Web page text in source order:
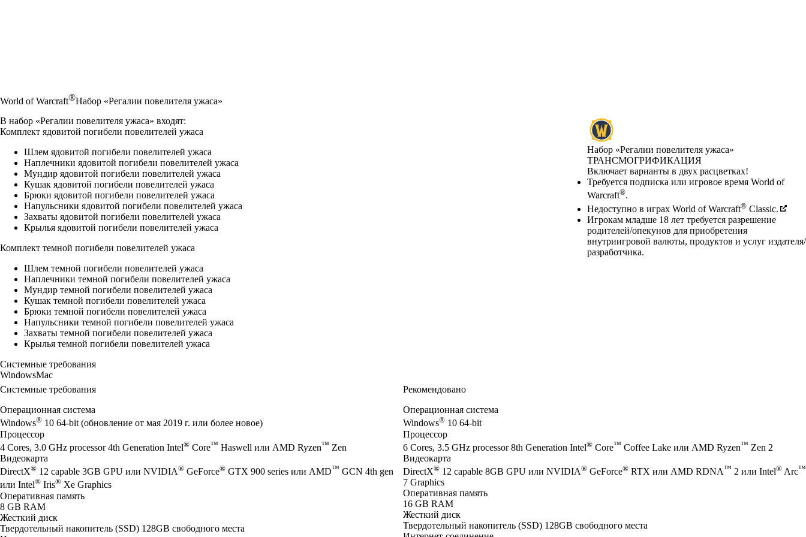
World of Warcraft®Набор «Регалии повелителя ужаса»
Набор «Регалии повелителя ужаса»
ТРАНСМОГРИФИКАЦИЯ
Product Notification
Включает варианты в двух расцветках!
Цена
Available actions
Требуется подписка или игровое время World of
Warcraft®.
Недоступно в играх World of Warcraft® Classic.
Игрокам младше 18 лет требуется разрешение
родителей/опекунов для приобретения
внутриигровой валюты, продуктов и услуг издателя/
разработчика.
В набор «Регалии повелителя ужаса» входят:
Комплект ядовитой погибели повелителей ужаса
Шлем ядовитой погибели повелителей ужаса
Наплечники ядовитой погибели повелителей ужаса
Мундир ядовитой погибели повелителей ужаса
Кушак ядовитой погибели повелителей ужаса
Брюки ядовитой погибели повелителей ужаса
Напульсники ядовитой погибели повелителей ужаса
Захваты ядовитой погибели повелителей ужаса
Крылья ядовитой погибели повелителей ужаса
Комплект темной погибели повелителей ужаса
Шлем темной погибели повелителей ужаса
Наплечники темной погибели повелителей ужаса
Мундир темной погибели повелителей ужаса
Кушак темной погибели повелителей ужаса
Брюки темной погибели повелителей ужаса
Напульсники темной погибели повелителей ужаса
Захваты темной погибели повелителей ужаса
Крылья темной погибели повелителей ужаса
Системные требования
WindowsMac
Системные требования
Операционная система
Windows® 10 64-bit (обновление от мая 2019 г. или более новое)
Процессор
4 Cores, 3.0 GHz processor 4th Generation Intel® Core™ Haswell или AMD Ryzen™ Zen
Видеокарта
DirectX® 12 capable 3GB GPU или NVIDIA® GeForce® GTX 900 series или AMD™ GCN 4th gen
или Intel® Iris® Xe Graphics
Оперативная память
8 GB RAM
Жесткий диск
Твердотельный накопитель (SSD) 128GB свободного места
Рекомендовано
Операционная система
Windows® 10 64-bit
Процессор
6 Cores, 3.5 GHz processor 8th Generation Intel® Core™ Coffee Lake или AMD Ryzen™ Zen 2
Видеокарта
DirectX® 12 capable 8GB GPU или NVIDIA® GeForce® RTX или AMD RDNA™ 2 или Intel® Arc™
7 Graphics
Оперативная память
16 GB RAM
Жесткий диск
Твердотельный накопитель (SSD) 128GB свободного места